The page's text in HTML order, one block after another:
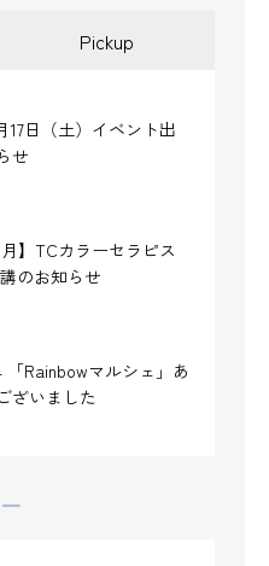
Pickup
17日（土）イベント出
せ
月】TCカラーセラピス
のお知らせ
「Rainbowマルシェ」あ
ざいました
日 マルシェに出店しま
土)マルシェに出店しま
城市
ピストになって5年。こ
ゆみ